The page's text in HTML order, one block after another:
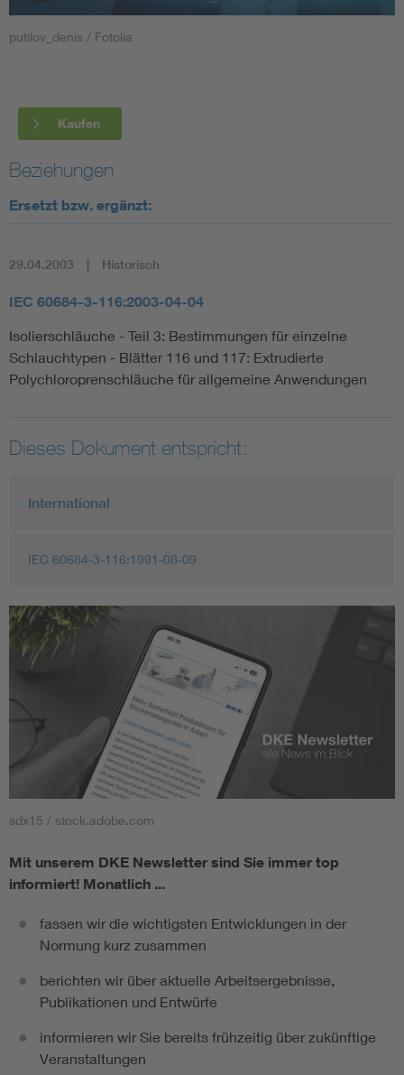
Smart Cities
Blitzschutz: DIN EN 62305 in der Übersicht
Circular Economy für mehr Ressourceneffizienz
Elektrofachkraft (EFK)
putilov_denis / Fotolia
Kaufen
Beziehungen
Ersetzt bzw. ergänzt:
29.04.2003 Historisch
IEC 60684-3-116:2003-04-04
Isolierschläuche - Teil 3: Bestimmungen für einzelne
Schlauchtypen - Blätter 116 und 117: Extrudierte
Polychloroprenschläuche für allgemeine Anwendungen
Dieses Dokument entspricht:
International
IEC 60684-3-116:1991-08-09
sdx15 / stock.adobe.com
Mit unserem DKE Newsletter sind Sie immer top
informiert! Monatlich ...
fassen wir die wichtigsten Entwicklungen in der
Normung kurz zusammen
berichten wir über aktuelle Arbeitsergebnisse,
Publikationen und Entwürfe
informieren wir Sie bereits frühzeitig über zukünftige
Veranstaltungen